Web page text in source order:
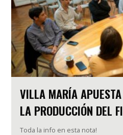
VILLA MARÍA
LA PRODUCCIÓN DEL
Toda la info en esta nota!